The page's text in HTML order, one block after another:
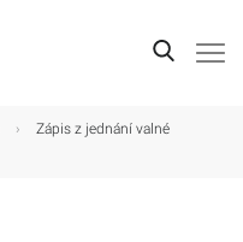
›
Zápis z jednání valné